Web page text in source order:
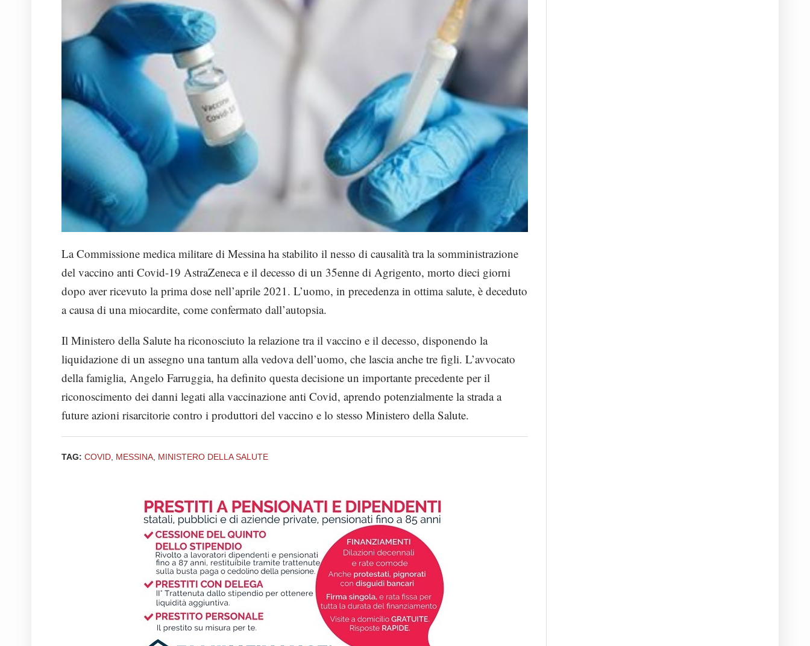
La Commissione medica militare di Messina ha stabilito il nesso di causalità tra la somministrazione
del vaccino anti Covid-19 AstraZeneca e il decesso di un 35enne di Agrigento, morto dieci giorni
dopo aver ricevuto la prima dose nell’aprile 2021. L’uomo, in precedenza in ottima salute, è deceduto
a causa di una miocardite, come confermato dall’autopsia.
Il Ministero della Salute ha riconosciuto la relazione tra il vaccino e il decesso, disponendo la
liquidazione di un assegno una tantum alla vedova dell’uomo, che lascia anche tre figli. L’avvocato
della famiglia, Angelo Farruggia, ha definito questa decisione un importante precedente per il
riconoscimento dei danni legati alla vaccinazione anti Covid, aprendo potenzialmente la strada a
future azioni risarcitorie contro i produttori del vaccino e lo stesso Ministero della Salute.
TAG: COVID, MESSINA, MINISTERO DELLA SALUTE